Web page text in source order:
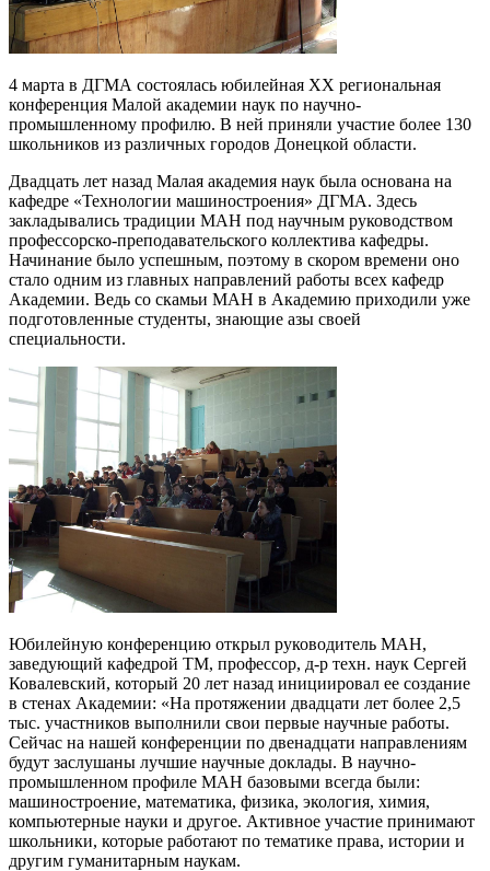
4 марта в ДГМА состоялась юбилейная XX региональная
конференция Малой академии наук по научно-
промышленному профилю. В ней приняли участие более 130
школьников из различных городов Донецкой области.
Двадцать лет назад Малая академия наук была основана на
кафедре «Технологии машиностроения» ДГМА. Здесь
закладывались традиции МАН под научным руководством
профессорско-преподавательского коллектива кафедры.
Начинание было успешным, поэтому в скором времени оно
стало одним из главных направлений работы всех кафедр
Академии. Ведь со скамьи МАН в Академию приходили уже
подготовленные студенты, знающие азы своей
специальности.
Юбилейную конференцию открыл руководитель МАН,
заведующий кафедрой ТМ, профессор, д-р техн. наук Сергей
Ковалевский, который 20 лет назад инициировал ее создание
в стенах Академии: «На протяжении двадцати лет более 2,5
тыс. участников выполнили свои первые научные работы.
Сейчас на нашей конференции по двенадцати направлениям
будут заслушаны лучшие научные доклады. В научно-
промышленном профиле МАН базовыми всегда были:
машиностроение, математика, физика, экология, химия,
компьютерные науки и другое. Активное участие принимают
школьники, которые работают по тематике права, истории и
другим гуманитарным наукам.